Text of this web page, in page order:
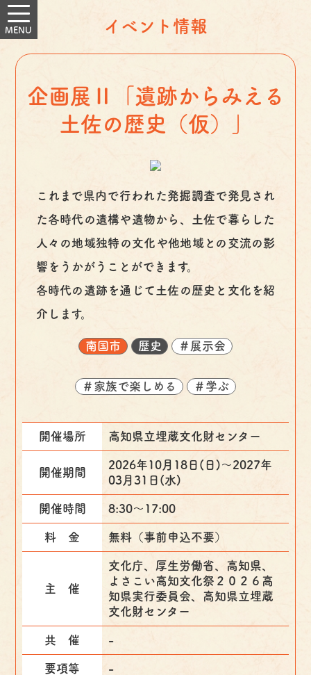
イベント情報
企画展Ⅱ「遺跡からみえる
土佐の歴史（仮）」
これまで県内で行われた発掘調査で発見され
た各時代の遺構や遺物から、土佐で暮らした
人々の地域独特の文化や他地域との交流の影
響をうかがうことができます。
各時代の遺跡を通じて土佐の歴史と文化を紹
介します。
南国市 歴史 ＃展示会
＃家族で楽しめる ＃学ぶ
開催場所 高知県立埋蔵文化財センター
開催期間
2026年10月18日(日)〜2027年
03月31日(水)
開催時間 8:30～17:00
料 金 無料（事前申込不要）
主 催
文化庁、厚生労働省、高知県、
よさこい高知文化祭２０２６高
知県実行委員会、高知県立埋蔵
文化財センター
共 催 -
要項等 -